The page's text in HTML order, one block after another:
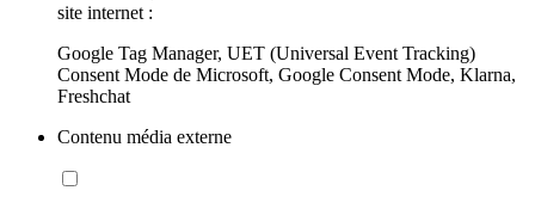
site internet :
Google Tag Manager, UET (Universal Event Tracking)
Consent Mode de Microsoft, Google Consent Mode, Klarna,
Freshchat
Contenu média externe